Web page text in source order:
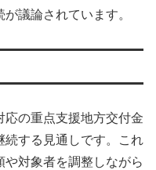
議論されています。
応の重点支援地方交付金
続する見通しです。これ
対象者を調整しながら